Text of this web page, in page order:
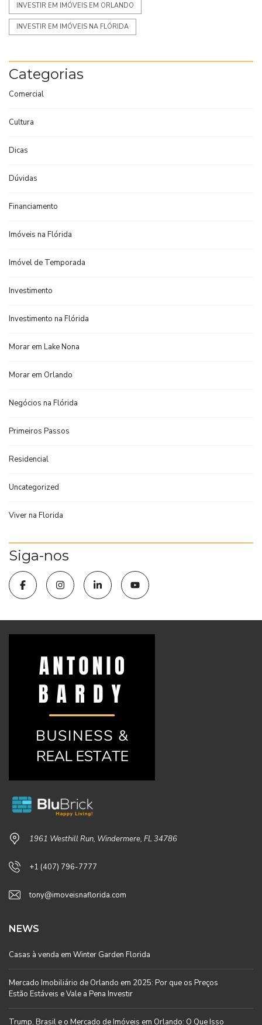
INVESTIR EM IMÓVEIS EM ORLANDO
INVESTIR EM IMÓVEIS NA FLÓRIDA
Categorias
Comercial
Cultura
Dicas
Dúvidas
Financiamento
Imóveis na Flórida
Imóvel de Temporada
Investimento
Investimento na Flórida
Morar em Lake Nona
Morar em Orlando
Negócios na Flórida
Primeiros Passos
Residencial
Uncategorized
Viver na Florida
Siga-nos
1961 Westhill Run, Windermere, FL 34786
+1 (407) 796-7777
tony@imoveisnaflorida.com
NEWS
Casas à venda em Winter Garden Florida
Mercado Imobiliário de Orlando em 2025: Por que os Preços
Estão Estáveis e Vale a Pena Investir
Trump, Brasil e o Mercado de Imóveis em Orlando: O Que Isso